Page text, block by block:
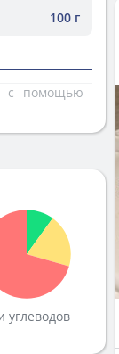
100 г
с помощью
углеводов